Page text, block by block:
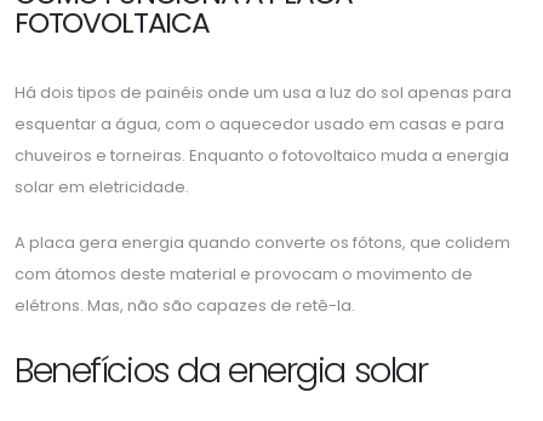
FOTOVOLTAICA
Há dois tipos de painéis onde um usa a luz do sol apenas para
esquentar a água, com o aquecedor usado em casas e para
chuveiros e torneiras. Enquanto o fotovoltaico muda a energia
solar em eletricidade.
A placa gera energia quando converte os fótons, que colidem
com átomos deste material e provocam o movimento de
elétrons. Mas, não são capazes de retê-la.
Benefícios da energia solar